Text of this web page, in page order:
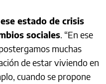
ese estado de crisis
sociales. “En ese
muchas
de estar viviendo en
cuando se propone